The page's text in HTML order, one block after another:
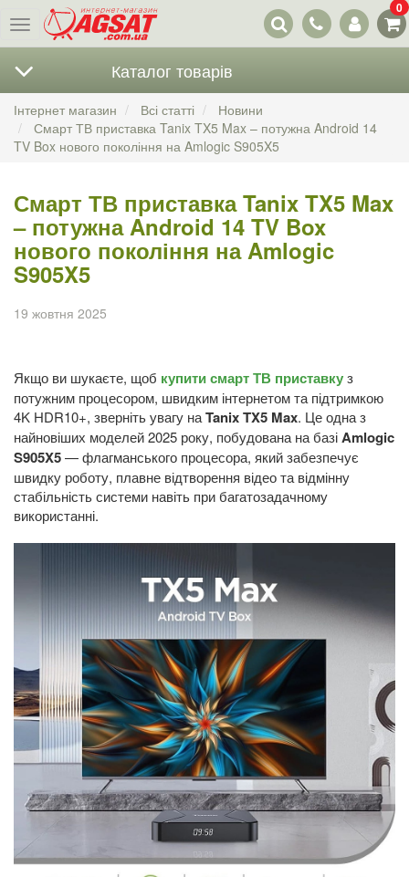
Меню
Наші
контакти
0
Каталог товарів
Інтернет магазин Всі статті
Новини
Смарт ТВ приставка Tanix TX5 Max – потужна Android 14
TV Box нового покоління на Amlogic S905X5
Смарт ТВ приставка Tanix TX5 Max
– потужна Android 14 TV Box
нового покоління на Amlogic
S905X5
19 жовтня 2025
Якщо ви шукаєте, щоб купити смарт ТВ приставкуз
потужним процесором, швидким інтернетом та підтримкою
4K HDR10+, зверніть увагу наTanix TX5 Max. Це одна з
найновіших моделей 2025 року, побудована на базіAmlogic
S905X5— флагманського процесора, який забезпечує
швидку роботу, плавне відтворення відео та відмінну
стабільність системи навіть при багатозадачному
використанні.